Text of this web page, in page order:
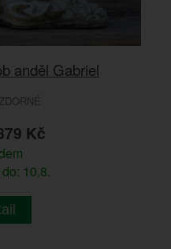
anděl Gabriel
Kč
10.8.